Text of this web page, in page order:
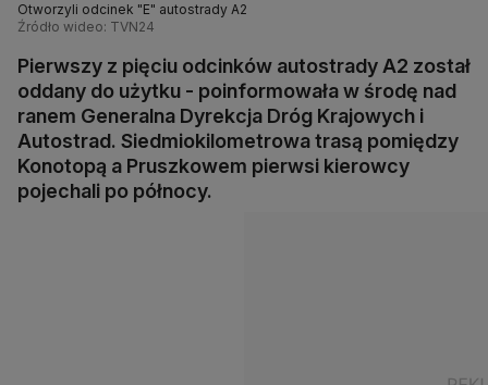
Otworzyli odcinek "E" autostrady A2
Źródło wideo: TVN24
Pierwszy z pięciu odcinków autostrady A2 został
oddany do użytku - poinformowała w środę nad
ranem Generalna Dyrekcja Dróg Krajowych i
Autostrad. Siedmiokilometrowa trasą pomiędzy
Konotopą a Pruszkowem pierwsi kierowcy
pojechali po północy.